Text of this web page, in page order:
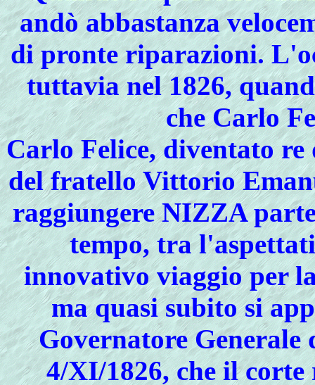
andò abbastanza
di pronte riparazioni.
tuttavia nel 1826,
che Carlo
CarloFelice, diventato re
del fratello Vittorio
raggiungere NIZZA
tempo, tra
innovativo viaggio per
ma quasi subito si
Governatore Generale
4/XI/1826, che il corte